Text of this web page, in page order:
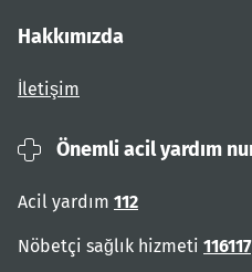
Hakkımızda
İletişim
Önemli acil yardım
Acil yardım 112
Nöbetçi sağlık hizmeti 116117